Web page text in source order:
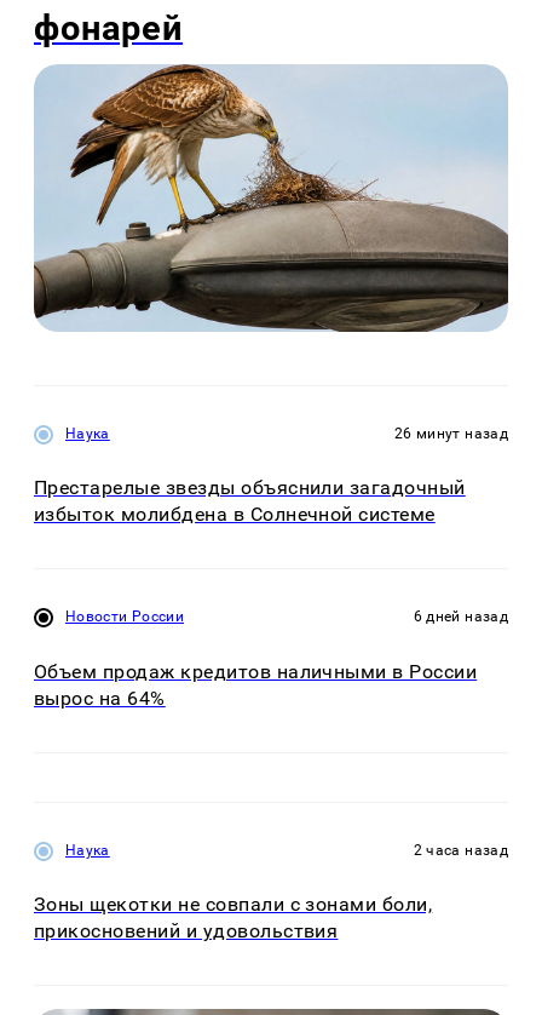
фонарей
Наука 26 минут назад
Престарелые звезды объяснили загадочный
избыток молибдена в Солнечной системе
Новости России 6 дней назад
Объем продаж кредитов наличными в России
вырос на 64%
Наука 2 часа назад
Зоны щекотки не совпали с зонами боли,
прикосновений и удовольствия